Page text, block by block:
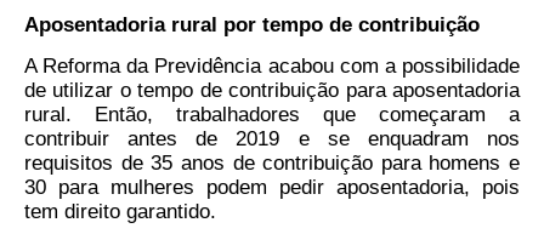
Aposentadoria rural por tempo de contribuição
A Reforma da Previdência acabou com a possibilidade
de utilizar o tempo de contribuição para aposentadoria
rural. Então, trabalhadores que começaram a
contribuir antes de 2019 e se enquadram nos
requisitos de 35 anos de contribuição para homens e
30 para mulheres podem pedir aposentadoria, pois
tem direito garantido.